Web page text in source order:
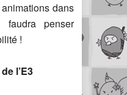
dans
penser
!
l’E3